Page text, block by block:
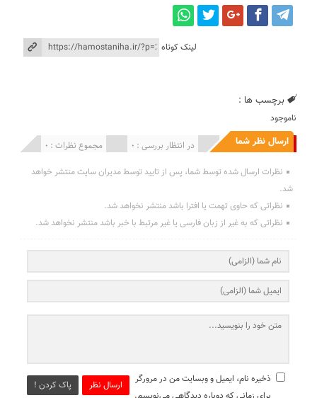
لینک کوتاه
برچسب ها :
ناموجود
ارسال نظر شما مجموع نظرات : 0 در انتظار بررسی : 0 انتشار یافته : 0
نظرات ارسال شده توسط شما، پس از تایید توسط مدیران سایت منتشر خواهد
شد.
نظراتی که حاوی تهمت یا افترا باشد منتشر نخواهد شد.
نظراتی که به غیر از زبان فارسی یا غیر مرتبط با خبر باشد منتشر نخواهد شد.
ارسال نظر پاک کردن !
ذخیره نام، ایمیل و وبسایت من در مرورگر